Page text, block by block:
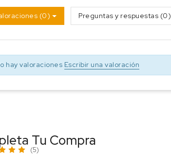
(0) Preguntas y respuestas (0)
hay valoraciones Escribir una valoración
Tu Compra
(5)